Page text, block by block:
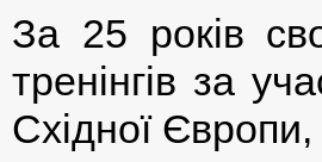
За 25 років
тренінгів за
Східної